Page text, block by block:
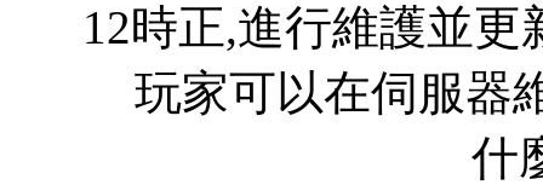
12時正,進行維護並更
玩家可以在伺服器
什